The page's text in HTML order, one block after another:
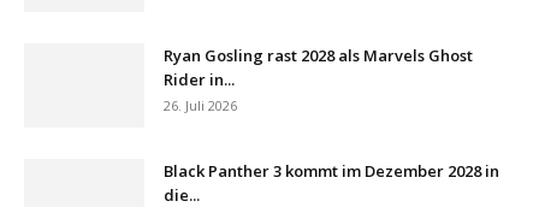
Ryan Gosling rast 2028 als Marvels Ghost
Rider in...
26. Juli 2026
Black Panther 3 kommt im Dezember 2028 in
die...